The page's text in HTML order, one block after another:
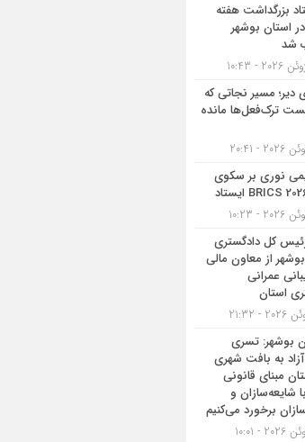
بزرگداشت هفته
استان بوشهر
شد
دیر؛ مسیر نجاتی که
ترک‌فعل‌ها مانده
نوری بر سکوی
کل دادگستری
از معاون مالی
عمرانی
استان
بوشهر: تسری
به بافت شهری
مبنای قانونی
شایعه‌سازان و
برخورد می‌کنیم